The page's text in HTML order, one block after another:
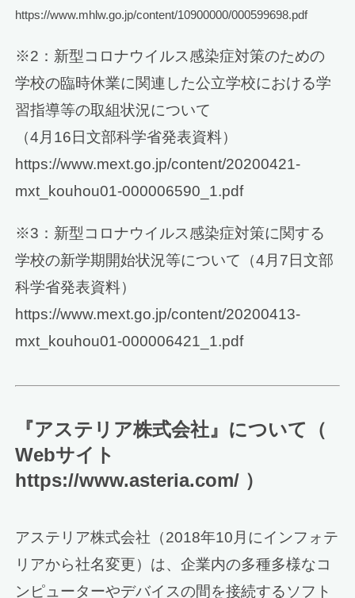
https://www.mhlw.go.jp/content/10900000/000599698.pdf
※2：新型コロナウイルス感染症対策のための
学校の臨時休業に関連した公立学校における学
習指導等の取組状況について
（4月16日文部科学省発表資料）
https://www.mext.go.jp/content/20200421-
mxt_kouhou01-000006590_1.pdf
※3：新型コロナウイルス感染症対策に関する
学校の新学期開始状況等について（4月7日文部
科学省発表資料）
https://www.mext.go.jp/content/20200413-
mxt_kouhou01-000006421_1.pdf
『アステリア株式会社』について（
Webサイト
https://www.asteria.com/ ）
アステリア株式会社（2018年10月にインフォテ
リアから社名変更）は、企業内の多種多様なコ
ンピューターやデバイスの間を接続するソフト